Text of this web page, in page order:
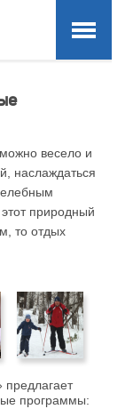
весело и
наслаждаться
природный
то отдых
программы: